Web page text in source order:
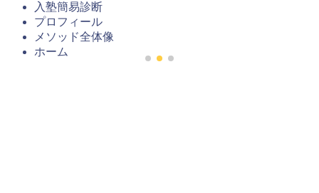
入塾簡易診断
プロフィール
メソッド全体像
ホーム